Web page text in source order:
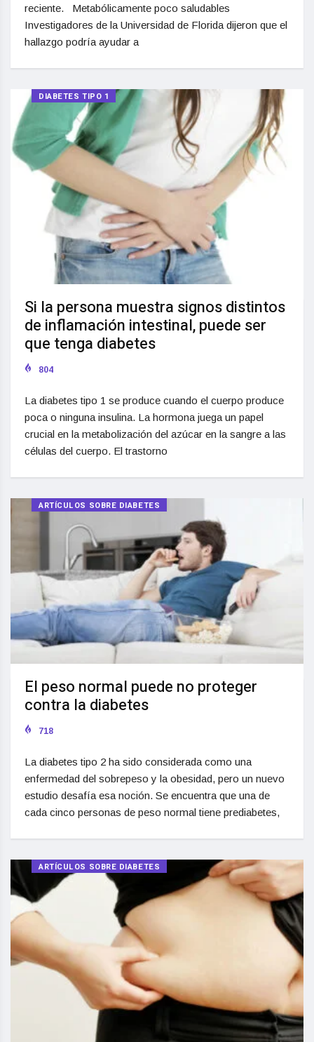
reciente. Metabólicamente poco saludables
Investigadores de la Universidad de Florida dijeron que el
hallazgo podría ayudar a
DIABETES TIPO 1
Si la persona muestra signos distintos
de inflamación intestinal, puede ser
que tenga diabetes
804
La diabetes tipo 1 se produce cuando el cuerpo produce
poca o ninguna insulina. La hormona juega un papel
crucial en la metabolización del azúcar en la sangre a las
células del cuerpo. El trastorno
ARTÍCULOS SOBRE DIABETES
El peso normal puede no proteger
contra la diabetes
718
La diabetes tipo 2 ha sido considerada como una
enfermedad del sobrepeso y la obesidad, pero un nuevo
estudio desafía esa noción. Se encuentra que una de
cada cinco personas de peso normal tiene prediabetes,
ARTÍCULOS SOBRE DIABETES